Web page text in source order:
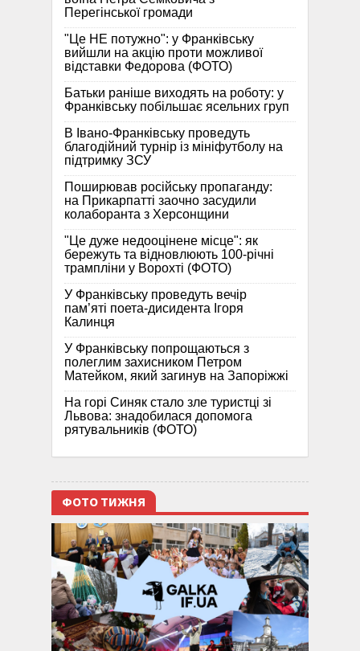
Перегінської громади
"Це НЕ потужно": у Франківську
вийшли на акцію проти можливої
відставки Федорова (ФОТО)
Батьки раніше виходять на роботу: у
Франківську побільшає ясельних груп
В Івано-Франківську проведуть
благодійний турнір із мініфутболу на
підтримку ЗСУ
Поширював російську пропаганду:
на Прикарпатті заочно засудили
колаборанта з Херсонщини
"Це дуже недооцінене місце": як
бережуть та відновлюють 100-річні
трампліни у Ворохті (ФОТО)
У Франківську проведуть вечір
пам’яті поета-дисидента Ігоря
Калинця
У Франківську попрощаються з
полеглим захисником Петром
Матейком, який загинув на Запоріжжі
На горі Синяк стало зле туристці зі
Львова: знадобилася допомога
рятувальників (ФОТО)
ФОТО ТИЖНЯ